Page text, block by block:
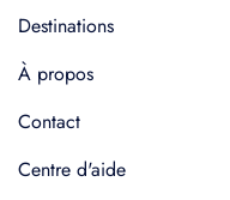
Destinations
À propos
Contact
Centre d'aide